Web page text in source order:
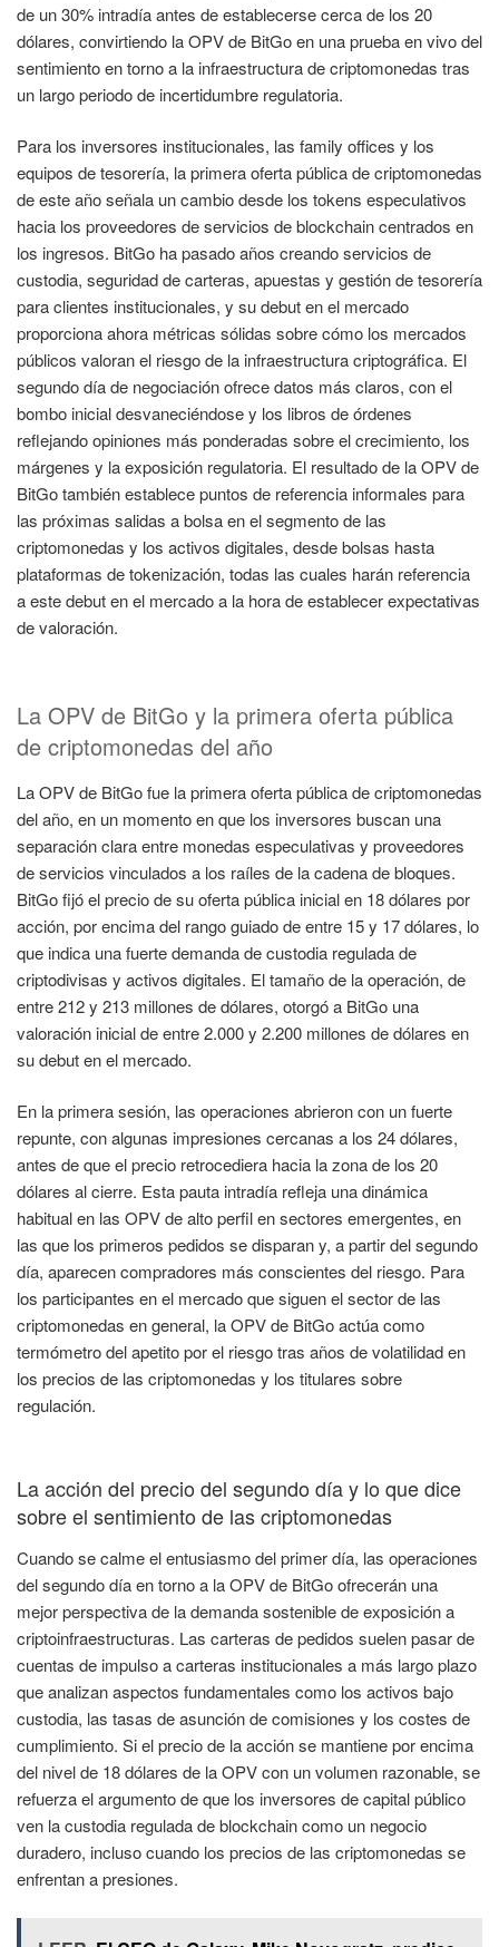
de un 30% intradía antes de establecerse cerca de los 20
dólares, convirtiendo la OPV de BitGo en una prueba en vivo del
sentimiento en torno a la infraestructura de criptomonedas tras
un largo periodo de incertidumbre regulatoria.
Para los inversores institucionales, las family offices y los
equipos de tesorería, la primera oferta pública de criptomonedas
de este año señala un cambio desde los tokens especulativos
hacia los proveedores de servicios de blockchain centrados en
los ingresos. BitGo ha pasado años creando servicios de
custodia, seguridad de carteras, apuestas y gestión de tesorería
para clientes institucionales, y su debut en el mercado
proporciona ahora métricas sólidas sobre cómo los mercados
públicos valoran el riesgo de la infraestructura criptográfica. El
segundo día de negociación ofrece datos más claros, con el
bombo inicial desvaneciéndose y los libros de órdenes
reflejando opiniones más ponderadas sobre el crecimiento, los
márgenes y la exposición regulatoria. El resultado de la OPV de
BitGo también establece puntos de referencia informales para
las próximas salidas a bolsa en el segmento de las
criptomonedas y los activos digitales, desde bolsas hasta
plataformas de tokenización, todas las cuales harán referencia
a este debut en el mercado a la hora de establecer expectativas
de valoración.
La OPV de BitGo y la primera oferta pública
de criptomonedas del año
La OPV de BitGo fue la primera oferta pública de criptomonedas
del año, en un momento en que los inversores buscan una
separación clara entre monedas especulativas y proveedores
de servicios vinculados a los raíles de la cadena de bloques.
BitGo fijó el precio de su oferta pública inicial en 18 dólares por
acción, por encima del rango guiado de entre 15 y 17 dólares, lo
que indica una fuerte demanda de custodia regulada de
criptodivisas y activos digitales. El tamaño de la operación, de
entre 212 y 213 millones de dólares, otorgó a BitGo una
valoración inicial de entre 2.000 y 2.200 millones de dólares en
su debut en el mercado.
En la primera sesión, las operaciones abrieron con un fuerte
repunte, con algunas impresiones cercanas a los 24 dólares,
antes de que el precio retrocediera hacia la zona de los 20
dólares al cierre. Esta pauta intradía refleja una dinámica
habitual en las OPV de alto perfil en sectores emergentes, en
las que los primeros pedidos se disparan y, a partir del segundo
día, aparecen compradores más conscientes del riesgo. Para
los participantes en el mercado que siguen el sector de las
criptomonedas en general, la OPV de BitGo actúa como
termómetro del apetito por el riesgo tras años de volatilidad en
los precios de las criptomonedas y los titulares sobre
regulación.
La acción del precio del segundo día y lo que dice
sobre el sentimiento de las criptomonedas
Cuando se calme el entusiasmo del primer día, las operaciones
del segundo día en torno a la OPV de BitGo ofrecerán una
mejor perspectiva de la demanda sostenible de exposición a
criptoinfraestructuras. Las carteras de pedidos suelen pasar de
cuentas de impulso a carteras institucionales a más largo plazo
que analizan aspectos fundamentales como los activos bajo
custodia, las tasas de asunción de comisiones y los costes de
cumplimiento. Si el precio de la acción se mantiene por encima
del nivel de 18 dólares de la OPV con un volumen razonable, se
refuerza el argumento de que los inversores de capital público
ven la custodia regulada de blockchain como un negocio
duradero, incluso cuando los precios de las criptomonedas se
enfrentan a presiones.